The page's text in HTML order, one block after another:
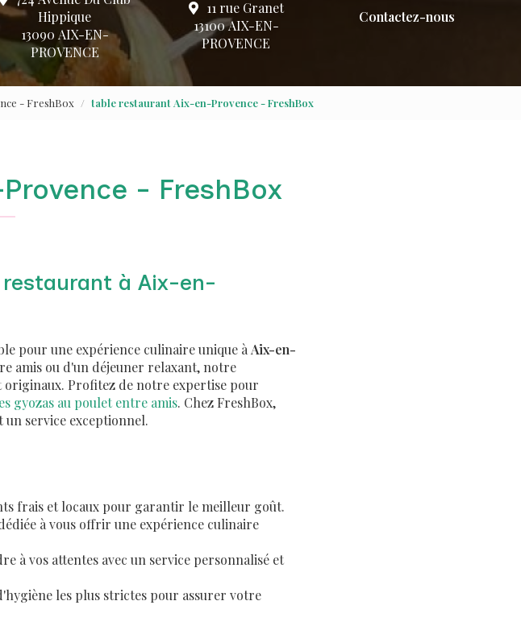
Hippique
13090 AIX-EN-
PROVENCE
11 rue Granet
13100 AIX-EN-
PROVENCE
Contactez-nous
- FreshBox table restaurant Aix-en-Provence - FreshBox
- FreshBox
restaurant à Aix-en-
pour une expérience culinaire unique à Aix-en-
amis ou d'un déjeuner relaxant, notre
originaux. Profitez de notre expertise pour
gyozas au poulet entre amis. Chez FreshBox,
service exceptionnel.
frais et locaux pour garantir le meilleur goût.
à vous offrir une expérience culinaire
à vos attentes avec un service personnalisé et
les plus strictes pour assurer votre